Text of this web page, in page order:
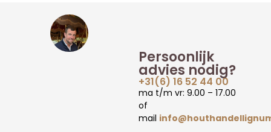
Persoonlijk
advies nodig?
+31(6) 16 52 44 00
ma t/m vr: 9.00 – 17.00
of
mail